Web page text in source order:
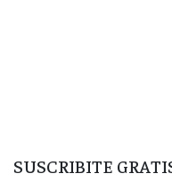
SUSCRIBITE